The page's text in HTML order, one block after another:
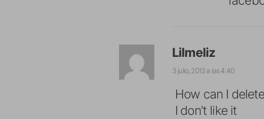
Lilmeliz
3 julio, 2013 a las 4:40
How can I
I don’t like it